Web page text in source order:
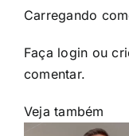
Carregando
Faça login ou
comentar.
Veja também